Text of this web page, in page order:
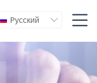
Pусский  